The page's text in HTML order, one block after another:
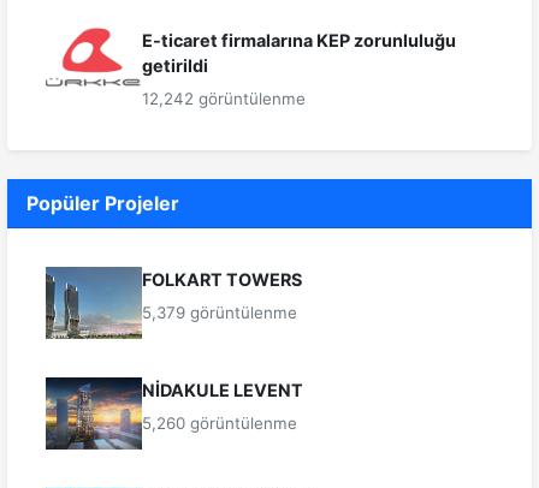
E-ticaret firmalarına KEP zorunluluğu
getirildi
12,242 görüntülenme
Popüler Projeler
FOLKART TOWERS
5,379 görüntülenme
NİDAKULE LEVENT
5,260 görüntülenme